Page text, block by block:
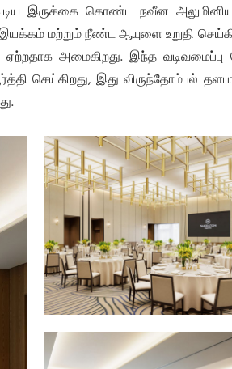
இருக்கை கொண்ட நவீன அலுமினிய
மற்றும் நீண்ட ஆயுளை உறுதி
அமைகிறது. இந்த
செய்கிறது, இது விருந்தோம்பல்